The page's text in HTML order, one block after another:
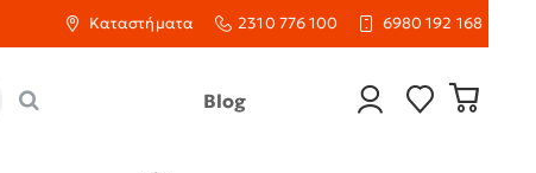
Καταστήματα 2310 776 100 6980 192 168
Blog